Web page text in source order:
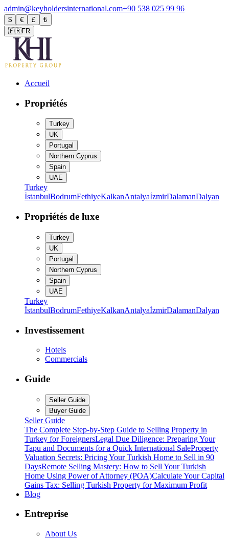
admin@keyholdersinternational.com+90 538 025 99 96
$ € £
₺
🇫🇷FR
Accueil
Propriétés
Turkey
UK
Portugal
Northern Cyprus
Spain
UAE
Turkey
İstanbulBodrumFethiyeKalkanAntalyaİzmirDalamanDalyan
Propriétés de luxe
Turkey
UK
Portugal
Northern Cyprus
Spain
UAE
Turkey
İstanbulBodrumFethiyeKalkanAntalyaİzmirDalamanDalyan
Investissement
Hotels
Commercials
Guide
Seller Guide
Buyer Guide
Seller Guide
The Complete Step-by-Step Guide to Selling Property in
Turkey for ForeignersLegal Due Diligence: Preparing Your
Tapu and Documents for a Quick International SaleProperty
Valuation Secrets: Pricing Your Turkish Home to Sell in 90
DaysRemote Selling Mastery: How to Sell Your Turkish
Home Using Power of Attorney (POA)Calculate Your Capital
Gains Tax: Selling Turkish Property for Maximum Profit
Blog
Entreprise
About Us